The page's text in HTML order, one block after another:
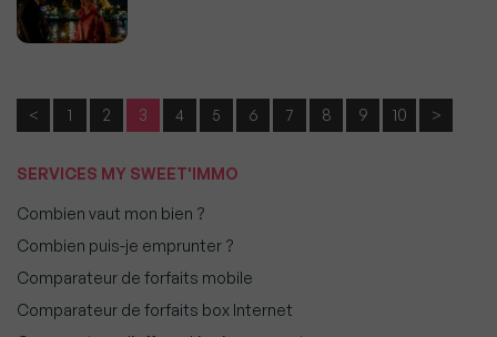
< 1 2 3 4 5 6 7 8 9 10 >
SERVICES MY SWEET'IMMO
Combien vaut mon bien ?
Combien puis-je emprunter ?
Comparateur de forfaits mobile
Comparateur de forfaits box Internet